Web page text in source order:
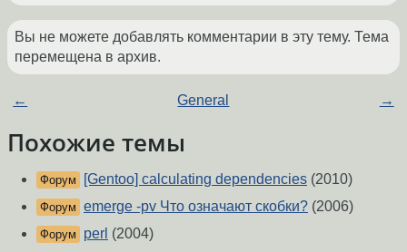
Вы не можете добавлять комментарии в эту тему. Тема
перемещена в архив.
← General →
Похожие темы
Форум [Gentoo] calculating dependencies (2010)
Форум emerge -pv Что означают скобки? (2006)
Форум perl (2004)